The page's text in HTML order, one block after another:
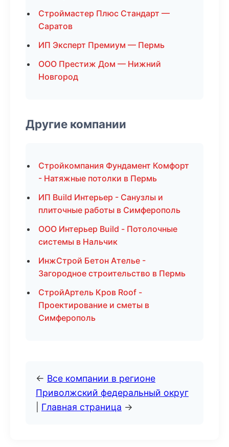
Строймастер Плюс Стандарт —
Саратов
ИП Эксперт Премиум — Пермь
ООО Престиж Дом — Нижний
Новгород
Другие компании
Стройкомпания Фундамент Комфорт
- Натяжные потолки в Пермь
ИП Build Интерьер - Санузлы и
плиточные работы в Симферополь
ООО Интерьер Build - Потолочные
системы в Нальчик
ИнжСтрой Бетон Ателье -
Загородное строительство в Пермь
СтройАртель Кров Roof -
Проектирование и сметы в
Симферополь
← Все компании в регионе
Приволжский федеральный округ
Главная страница →